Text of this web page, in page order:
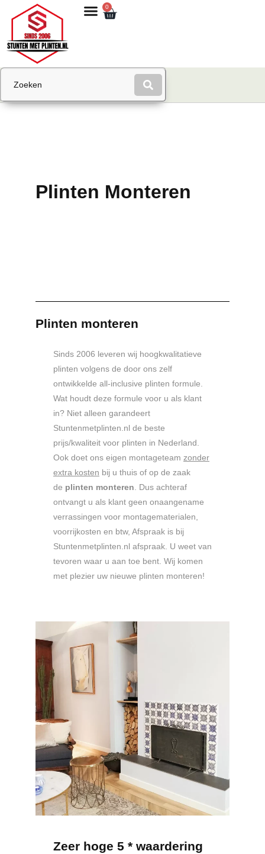
0
Plinten Monteren
Plinten monteren
Sinds 2006 leveren wij hoogkwalitatieve
plinten volgens de door ons zelf
ontwikkelde all-inclusive plinten formule.
Wat houdt deze formule voor u als klant
in? Niet alleen garandeert
Stuntenmetplinten.nl de beste
prijs/kwaliteit voor plinten in Nederland.
Ook doet ons eigen montageteam zonder
extra kosten bij u thuis of op de zaak
de plinten monteren . Dus achteraf
ontvangt u als klant geen onaangename
verrassingen voor montagematerialen,
voorrijkosten en btw, Afspraak is bij
Stuntenmetplinten.nl afspraak. U weet van
tevoren waar u aan toe bent. Wij komen
met plezier uw nieuwe plinten monteren!
Zeer hoge 5 * waardering